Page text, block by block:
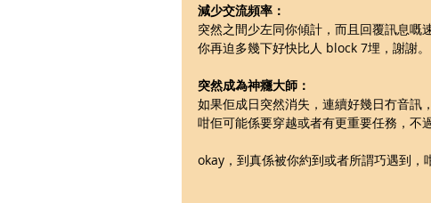
減少交流頻率：
突然之間少左同你傾計，而且回覆訊息嘅
你再迫多幾下好快比人 block 7埋，謝謝。
突然成為神癮大師：
如果佢成日突然消失，連續好幾日冇音訊
咁佢可能係要穿越或者有更重要任務，不
okay，到真係被你約到或者所謂巧遇到，